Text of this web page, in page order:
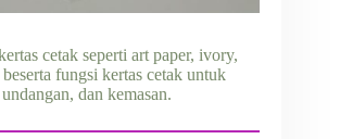
cetak seperti art paper, ivory,
fungsi kertas cetak untuk
dan kemasan.